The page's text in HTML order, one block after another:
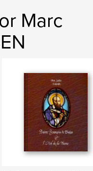
Marc